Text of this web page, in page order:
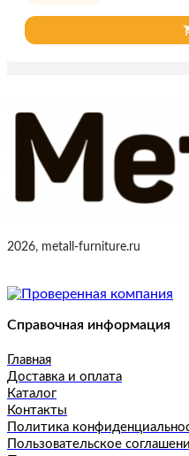
2026, metall-furniture.ru
Справочная информация
Главная
Доставка и оплата
Каталог
Контакты
Политика
Пользовательское